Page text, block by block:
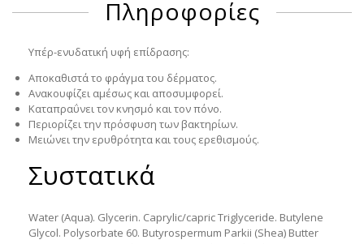
Πληροφορίες
Υπέρ-ενυδατική υφή επίδρασης:
Αποκαθιστά το φράγμα του δέρματος.
Ανακουφίζει αμέσως και αποσυμφορεί.
Καταπραΰνει τον κνησμό και τον πόνο.
Περιορίζει την πρόσφυση των βακτηρίων.
Μειώνει την ερυθρότητα και τους ερεθισμούς.
Συστατικά
Water (Aqua). Glycerin. Caprylic/capric Triglyceride. Butylene
Glycol. Polysorbate 60. Butyrospermum Parkii (Shea) Butter